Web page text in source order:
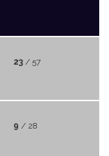
23/ 57
9 / 28